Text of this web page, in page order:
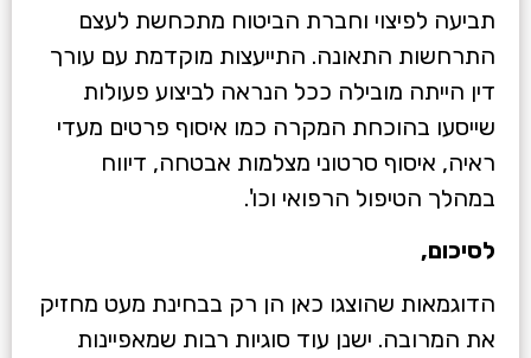
תביעה לפיצוי וחברת הביטוח מתכחשת לעצם
התרחשות התאונה. התייעצות מוקדמת עם עורך
דין הייתה מובילה ככל הנראה לביצוע פעולות
שייסעו בהוכחת המקרה כמו איסוף פרטים מעדי
ראיה, איסוף סרטוני מצלמות אבטחה, דיווח
במהלך הטיפול הרפואי וכו'.
לסיכום,
הדוגמאות שהוצגו כאן הן רק בבחינת מעט מחזיק
את המרובה. ישנן עוד סוגיות רבות שמאפיינות